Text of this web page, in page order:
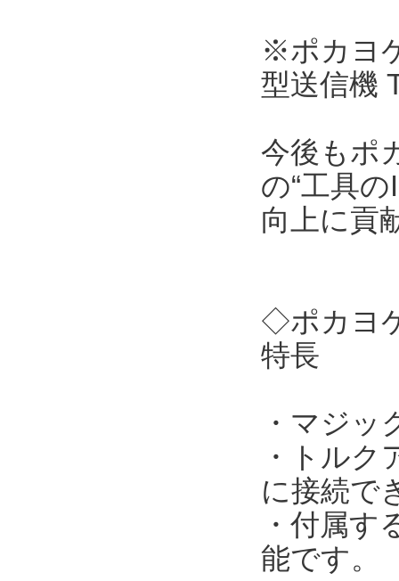
※ポカヨ
型送信機
今後もポ
の“工具
向上に貢
◇ポカヨ
特長
・マジ
・トルク
に接続で
・付属
能です。